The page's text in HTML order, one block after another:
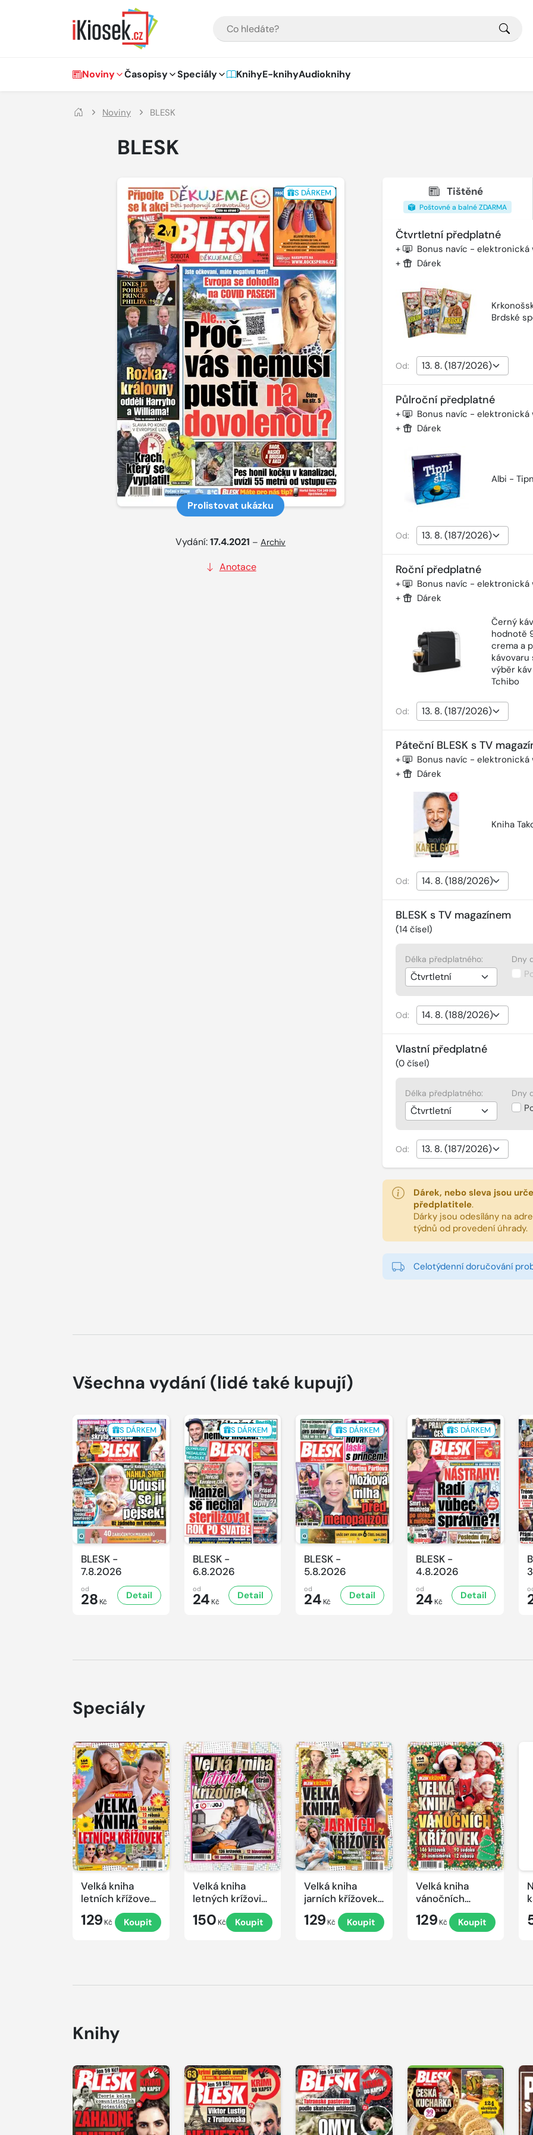
Hlavní navigace
Noviny Časopisy Speciály KnihyE-knihyAudioknihy
Noviny BLESK
BLESK
S DÁRKEM
Prolistovat ukázku
Vydání:17.4.2021 –Archiv
Anotace
Tištěné
Poštovné a balné ZDARMA
Čtvrtletní předplatné
+ Bonus navíc - elektronická
+ Dárek
Brdské
Od:
Půlroční předplatné
+ Bonus navíc - elektronická
+ Dárek
Albi -
Od:
Roční předplatné
+ Bonus navíc - elektronická
+
Dárek
Černý
hodnotě
crema a
kávovaru
výběr
Tchibo
Od:
Páteční BLESK s TV
+ Bonus navíc - elektronická
+ Dárek
Kniha
Od:
BLESK s TV magazínem
(14čísel)
Délka předplatného: Dny
Od:
Vlastní předplatné
(0čísel)
Délka předplatného: Dny
Od:
Dárek, nebo sleva jsou
předplatitele.
Dárky jsou odesílány na
týdnů od provedení úhrady.
Celotýdenní doručování
Všechna vydání (lidé také kupují)
S DÁRKEM
BLESK -
7.8.2026
od
28 Kč
Detail
S DÁRKEM
BLESK -
6.8.2026
od
24 Kč
Detail
S DÁRKEM
BLESK -
5.8.2026
od
24 Kč
Detail
S DÁRKEM
BLESK -
4.8.2026
od
24 Kč
Detail
Speciály
Velká kniha
letních křížovek
129 Kč Koupit
Velká kniha
letných krížoviek
s TV JOJ 2026
150 Kč Koupit
Velká kniha
jarních křížovek
129 Kč Koupit
Velká kniha
vánočních
křížovek 2025
129 Kč Koupit
Knihy